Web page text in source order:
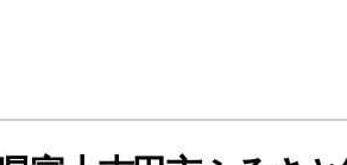
れている返礼品
納税徹底比較